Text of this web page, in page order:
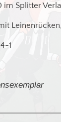
im Splitter
1